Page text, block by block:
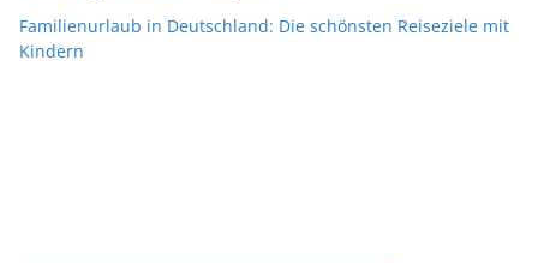
Familienurlaub in Deutschland: Die schönsten Reiseziele mit
Kindern